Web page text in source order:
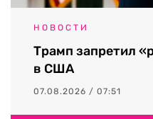
НОВОСТИ
Трамп запретил
в США
07.08.2026 / 07:51